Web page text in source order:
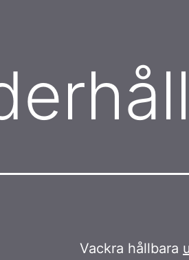
Vackra hållbara